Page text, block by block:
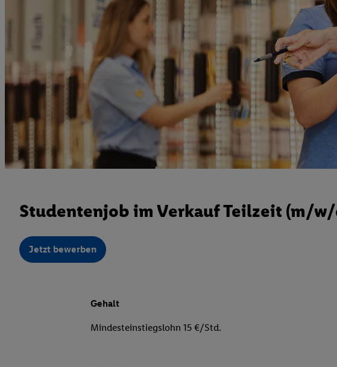
Studentenjob im Verkauf Teilzeit (m/
Jetzt bewerben
Gehalt
Mindesteinstiegslohn 15 €/Std.